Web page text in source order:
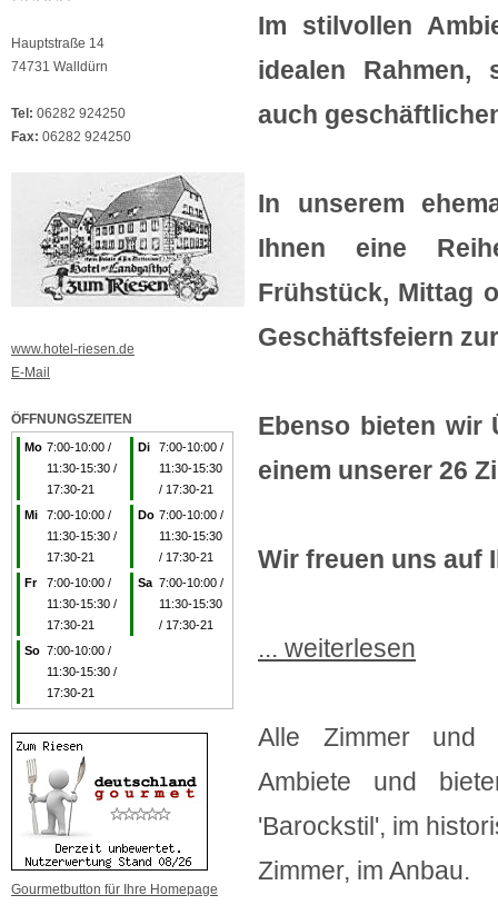
Hauptstraße 14
74731 Walldürn
Tel: 06282 924250
Fax: 06282 924250
www.hotel-riesen.de
E-Mail
ÖFFNUNGSZEITEN
Mo 7:00-10:00 /
11:30-15:30 /
17:30-21
Di
7:00-10:00 /
11:30-15:30
/ 17:30-21
Mi
7:00-10:00 /
11:30-15:30 /
17:30-21
Do 7:00-10:00 /
11:30-15:30
/ 17:30-21
Fr
7:00-10:00 /
11:30-15:30 /
17:30-21
Sa 7:00-10:00 /
11:30-15:30
/ 17:30-21
So 7:00-10:00 /
11:30-15:30 /
17:30-21
Gourmetbutton für Ihre Homepage
Im stilvollen
idealen
auch
In unserem
Ihnen eine
Frühstück, Mittag
Geschäftsfeiern
Ebenso bieten wir
einem unserer 26
Wir freuen uns auf
... weiterlesen
Alle Zimmer und
Ambiete und
'Barockstil', im
Zimmer, im Anbau.